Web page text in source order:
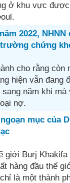
ở khu vực
2022,
chứng
cho rằng còn
hiện vẫn đang
năm khi
nợ.
mục của
giới Burj
hàng đầu thế
là một thành